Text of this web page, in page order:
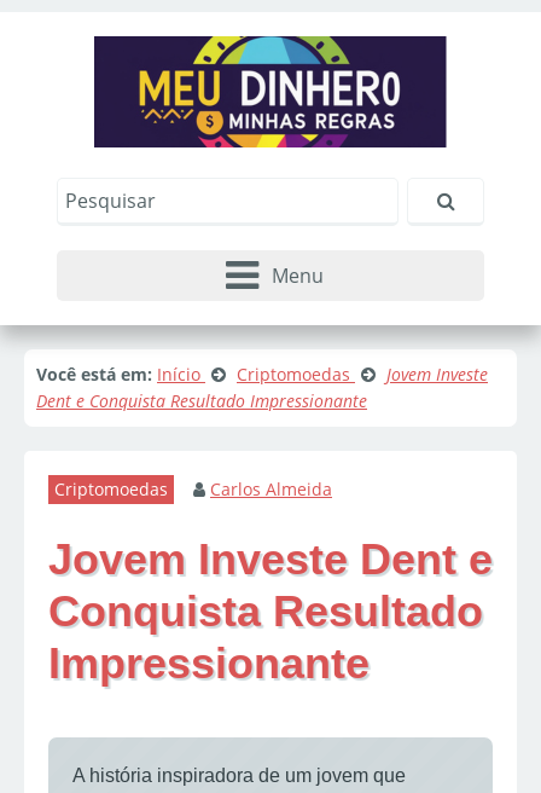
Menu
Você está em: Início Criptomoedas
Jovem Investe
Dent e Conquista Resultado Impressionante
Criptomoedas Carlos Almeida
Jovem Investe Dent e
Conquista Resultado
Impressionante
A história inspiradora de um jovem que